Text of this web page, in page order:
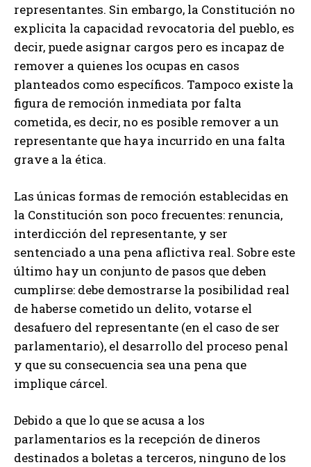
representantes. Sin embargo, la Constitución no
explicita la capacidad revocatoria del pueblo, es
decir, puede asignar cargos pero es incapaz de
remover a quienes los ocupas en casos
planteados como específicos. Tampoco existe la
figura de remoción inmediata por falta
cometida, es decir, no es posible remover a un
representante que haya incurrido en una falta
grave a la ética.
Las únicas formas de remoción establecidas en
la Constitución son poco frecuentes: renuncia,
interdicción del representante, y ser
sentenciado a una pena aflictiva real. Sobre este
último hay un conjunto de pasos que deben
cumplirse: debe demostrarse la posibilidad real
de haberse cometido un delito, votarse el
desafuero del representante (en el caso de ser
parlamentario), el desarrollo del proceso penal
y que su consecuencia sea una pena que
implique cárcel.
Debido a que lo que se acusa a los
parlamentarios es la recepción de dineros
destinados a boletas a terceros, ninguno de los